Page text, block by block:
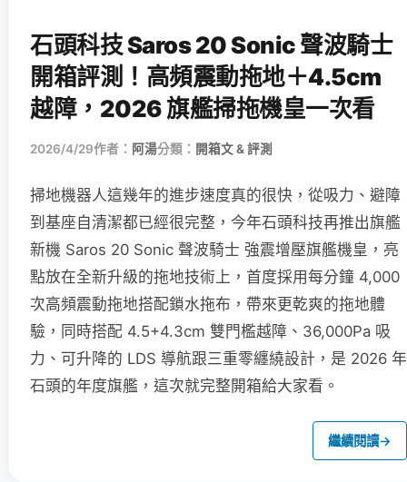
石頭科技 Saros 20 Sonic 聲波騎士
開箱評測！高頻震動拖地＋4.5cm
越障，2026 旗艦掃拖機皇一次看
2026/4/29作者： 阿湯分類： 開箱文 & 評測
掃地機器人這幾年的進步速度真的很快，從吸力、避障
到基座自清潔都已經很完整，今年石頭科技再推出旗艦
新機 Saros 20 Sonic 聲波騎士 強震增壓旗艦機皇，亮
點放在全新升級的拖地技術上，首度採用每分鐘 4,000
次高頻震動拖地搭配鎖水拖布，帶來更乾爽的拖地體
驗，同時搭配 4.5+4.3cm 雙門檻越障、36,000Pa 吸
力、可升降的 LDS 導航跟三重零纏繞設計，是 2026 年
石頭的年度旗艦，這次就完整開箱給大家看。
繼續閱讀→